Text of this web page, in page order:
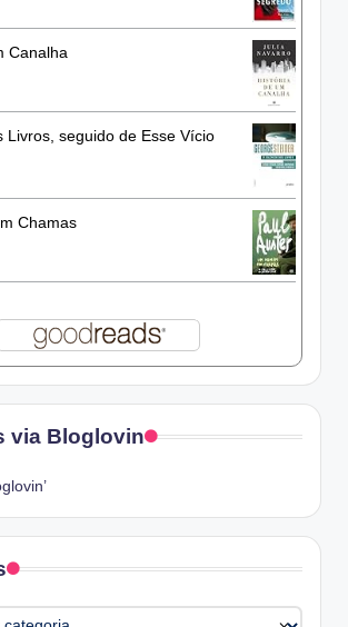
Canalha
Livros, seguido de Esse Vício
Chamas
via Bloglovin